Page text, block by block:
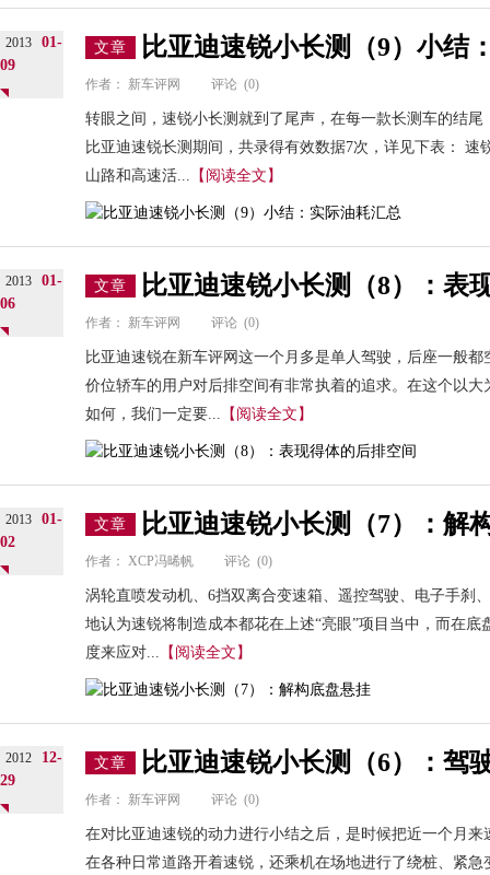
2013
01-
09
文章 比亚迪速锐小长测（9）小结
作者： 新车评网 评论 (0)
转眼之间，速锐小长测就到了尾声，在每一款长测车的结
比亚迪速锐长测期间，共录得有效数据7次，详见下表：
山路和高速活... 【阅读全文】
2013
01-
06
文章 比亚迪速锐小长测（8）：表
作者： 新车评网 评论 (0)
比亚迪速锐在新车评网这一个月多是单人驾驶，后座一般
价位轿车的用户对后排空间有非常执着的追求。在这个以
如何，我们一定要... 【阅读全文】
2013
01-
02
文章 比亚迪速锐小长测（7）：解
作者： XCP冯晞帆 评论 (0)
涡轮直喷发动机、6挡双离合变速箱、遥控驾驶、电子手
地认为速锐将制造成本都花在上述“亮眼”项目当中，而在底
度来应对... 【阅读全文】
2012
12-
29
文章 比亚迪速锐小长测（6）：驾
作者： 新车评网 评论 (0)
在对比亚迪速锐的动力进行小结之后，是时候把近一个月
在各种日常道路开着速锐，还乘机在场地进行了绕桩、紧